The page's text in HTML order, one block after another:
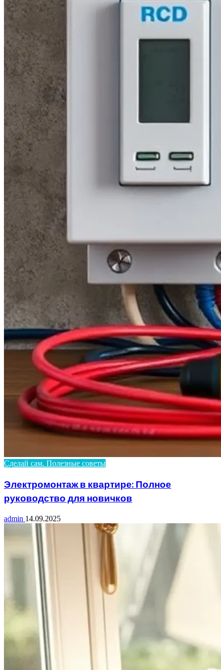
Сделай сам. Полезные советы
Электромонтаж в квартире: Полное
руководство для новичков
admin 14.09.2025